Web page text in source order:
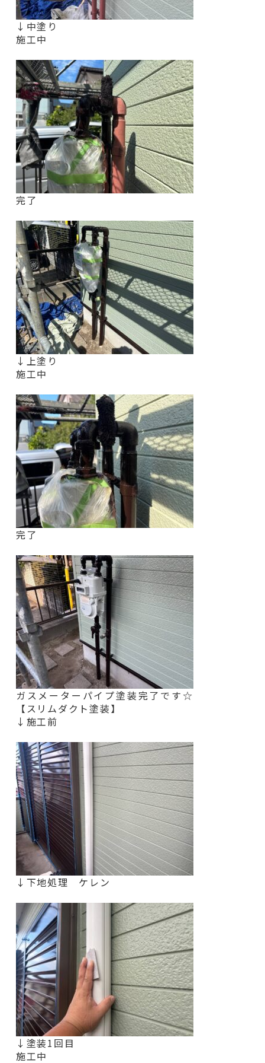
↓中塗り
施工中
完了
↓上塗り
施工中
完了
ガスメーターパイプ塗装完了です☆
【スリムダクト塗装】
↓施工前
↓下地処理 ケレン
↓塗装1回目
施工中